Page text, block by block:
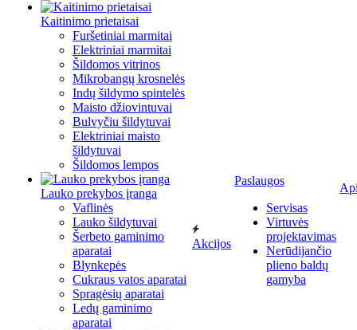
Kaitinimo prietaisai
Furšetiniai marmitai
Elektriniai marmitai
Šildomos vitrinos
Mikrobangų krosnelės
Indų šildymo spintelės
Maisto džiovintuvai
Bulvyčiu šildytuvai
Elektriniai maisto
šildytuvai
Šildomos lempos
Lauko prekybos įranga
Vaflinės
Lauko šildytuvai
Šerbeto gaminimo
aparatai
Blynkepės
Cukraus vatos aparatai
Spragėsių aparatai
Ledų gaminimo
aparatai
Akcijos
Paslaugos
Servisas
Virtuvės
projektavimas
Nerūdijančio
plieno baldų
gamyba